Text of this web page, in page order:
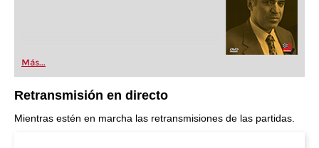
Más...
Retransmisión en directo
Mientras estén en marcha las retransmisiones de las partidas.